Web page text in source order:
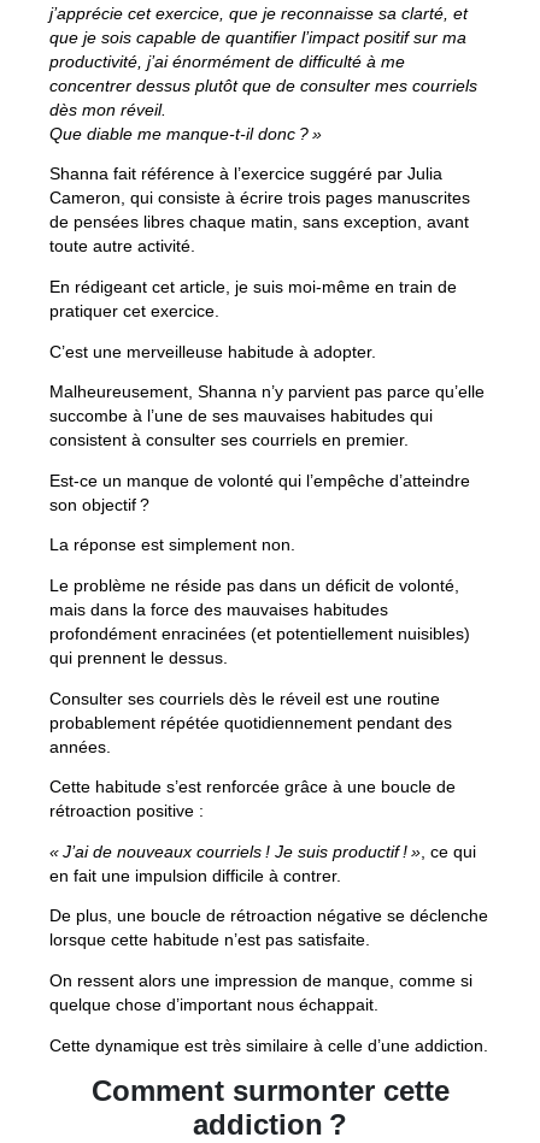
j’apprécie cet exercice, que je reconnaisse sa clarté, et
que je sois capable de quantifier l’impact positif sur ma
productivité, j’ai énormément de difficulté à me
concentrer dessus plutôt que de consulter mes courriels
dès mon réveil.
Que diable me manque-t-il donc ? »
Shanna fait référence à l’exercice suggéré par Julia
Cameron, qui consiste à écrire trois pages manuscrites
de pensées libres chaque matin, sans exception, avant
toute autre activité.
En rédigeant cet article, je suis moi-même en train de
pratiquer cet exercice.
C’est une merveilleuse habitude à adopter.
Malheureusement, Shanna n’y parvient pas parce qu’elle
succombe à l’une de ses mauvaises habitudes qui
consistent à consulter ses courriels en premier.
Est-ce un manque de volonté qui l’empêche d’atteindre
son objectif ?
La réponse est simplement non.
Le problème ne réside pas dans un déficit de volonté,
mais dans la force des mauvaises habitudes
profondément enracinées (et potentiellement nuisibles)
qui prennent le dessus.
Consulter ses courriels dès le réveil est une routine
probablement répétée quotidiennement pendant des
années.
Cette habitude s’est renforcée grâce à une boucle de
rétroaction positive :
« J’ai de nouveaux courriels ! Je suis productif ! », ce qui
en fait une impulsion difficile à contrer.
De plus, une boucle de rétroaction négative se déclenche
lorsque cette habitude n’est pas satisfaite.
On ressent alors une impression de manque, comme si
quelque chose d’important nous échappait.
Cette dynamique est très similaire à celle d’une addiction.
Comment surmonter cette
addiction ?